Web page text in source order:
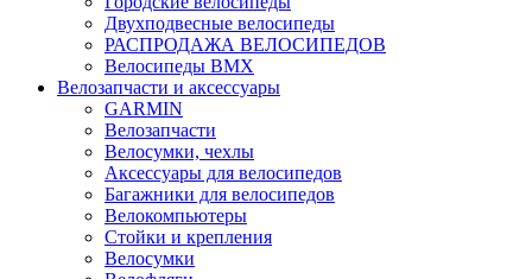
Двухподвесные велосипеды
РАСПРОДАЖА ВЕЛОСИПЕДОВ
Велосипеды BMX
Велозапчасти и аксессуары
GARMIN
Велозапчасти
Велосумки, чехлы
Аксессуары для велосипедов
Багажники для велосипедов
Велокомпьютеры
Стойки и крепления
Велосумки